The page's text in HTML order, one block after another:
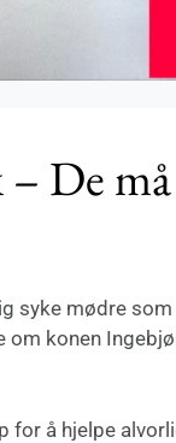
De
syke mødre
om konen
for å hjelpe